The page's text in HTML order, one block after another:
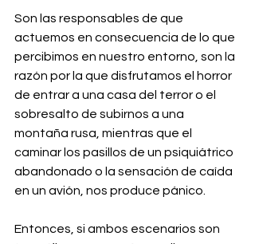
Son las responsables de que
actuemos en consecuencia de lo que
percibimos en nuestro entorno, son la
razón por la que disfrutamos el horror
de entrar a una casa del terror o el
sobresalto de subirnos a una
montaña rusa, mientras que el
caminar los pasillos de un psiquiátrico
abandonado o la sensación de caída
en un avión, nos produce pánico.
Entonces, si ambos escenarios son